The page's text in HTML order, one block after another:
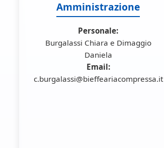
Amministrazione
Personale:
Burgalassi Chiara e Dimaggio
Daniela
Email:
c.burgalassi@bieffeariacompressa.it